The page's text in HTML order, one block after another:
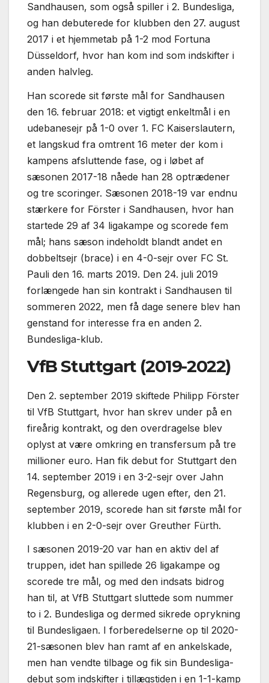
Sandhausen, som også spiller i 2. Bundesliga,
og han debuterede for klubben den 27. august
2017 i et hjemmetab på 1-2 mod Fortuna
Düsseldorf, hvor han kom ind som indskifter i
anden halvleg.
Han scorede sit første mål for Sandhausen
den 16. februar 2018: et vigtigt enkeltmål i en
udebanesejr på 1-0 over 1. FC Kaiserslautern,
et langskud fra omtrent 16 meter der kom i
kampens afsluttende fase, og i løbet af
sæsonen 2017-18 nåede han 28 optrædener
og tre scoringer. Sæsonen 2018-19 var endnu
stærkere for Förster i Sandhausen, hvor han
startede 29 af 34 ligakampe og scorede fem
mål; hans sæson indeholdt blandt andet en
dobbeltsejr (brace) i en 4-0-sejr over FC St.
Pauli den 16. marts 2019. Den 24. juli 2019
forlængede han sin kontrakt i Sandhausen til
sommeren 2022, men få dage senere blev han
genstand for interesse fra en anden 2.
Bundesliga-klub.
VfB Stuttgart (2019-2022)
Den 2. september 2019 skiftede Philipp Förster
til VfB Stuttgart, hvor han skrev under på en
fireårig kontrakt, og den overdragelse blev
oplyst at være omkring en transfersum på tre
millioner euro. Han fik debut for Stuttgart den
14. september 2019 i en 3-2-sejr over Jahn
Regensburg, og allerede ugen efter, den 21.
september 2019, scorede han sit første mål for
klubben i en 2-0-sejr over Greuther Fürth.
I sæsonen 2019-20 var han en aktiv del af
truppen, idet han spillede 26 ligakampe og
scorede tre mål, og med den indsats bidrog
han til, at VfB Stuttgart sluttede som nummer
to i 2. Bundesliga og dermed sikrede oprykning
til Bundesligaen. I forberedelserne op til 2020-
21-sæsonen blev han ramt af en ankelskade,
men han vendte tilbage og fik sin Bundesliga-
debut som indskifter i tillægstiden i en 1-1-kamp